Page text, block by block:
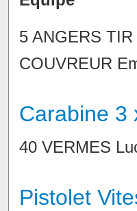
5 ANGERS
COUVREUR
Carabine 3
40 VERMES
Pistolet